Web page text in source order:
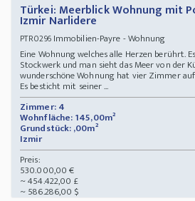
Türkei: Meerblick Wohnung mit
Izmir Narlidere
PTR0296Immobilien-Payre - Wohnung
Eine Wohnung welches alle Herzen berührt.
Stockwerk und man sieht das Meer von der
wunderschöne Wohnung hat vier Zimmer
Es besticht mit seiner ...
Zimmer: 4
Wohnfläche: 145,00m²
Grundstück: ,00m²
Izmir
Preis:
530.000,00 €
~ 454.422,00 £
~ 586.286,00 $